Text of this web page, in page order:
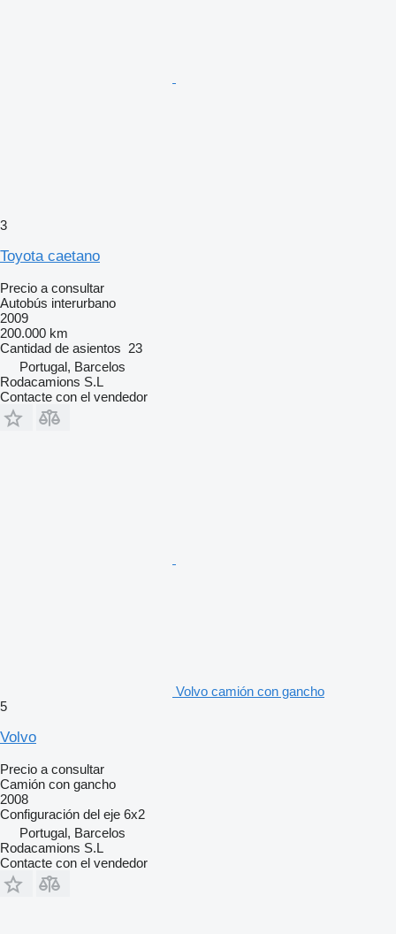
3
Toyota caetano
Precio a consultar
Autobús interurbano
2009
200.000 km
Cantidad de asientos 23
Portugal, Barcelos
Rodacamions S.L
Contacte con el vendedor
Volvo camión con gancho
5
Volvo
Precio a consultar
Camión con gancho
2008
Configuración del eje 6x2
Portugal, Barcelos
Rodacamions S.L
Contacte con el vendedor